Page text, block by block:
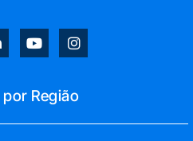
Região